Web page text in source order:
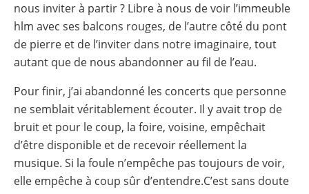
nous inviter à partir ? Libre à nous de voir l’immeuble
hlm avec ses balcons rouges, de l’autre côté du pont
de pierre et de l’inviter dans notre imaginaire, tout
autant que de nous abandonner au fil de l’eau.
Pour finir, j’ai abandonné les concerts que personne
ne semblait véritablement écouter. Il y avait trop de
bruit et pour le coup, la foire, voisine, empêchait
d’être disponible et de recevoir réellement la
musique. Si la foule n’empêche pas toujours de voir,
elle empêche à coup sûr d’entendre.C’est sans doute